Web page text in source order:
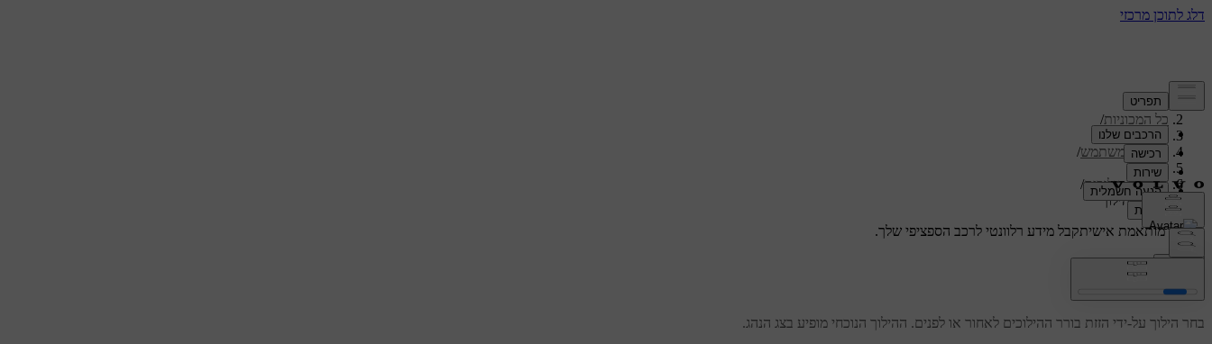
תמיכה/
כל המכוניות/
XC60 2026
/
מדריך למשתמש/
נסיעה/
תיבת הילוכים/
בחירת הילוך
תמיכה מותאמת אישיתקבל מידע רלוונטי לרכב הספציפי שלך.
בחירת הילוך
בחר הילוך על-ידי הזזת בורר ההילוכים לאחור או לפנים. ההילוך הנוכחי מופיע בצג הנהג.